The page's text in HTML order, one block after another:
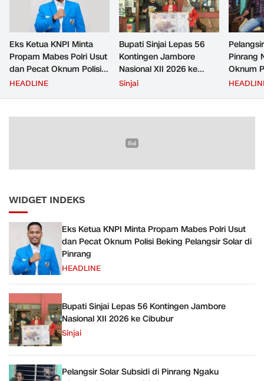
Eks Ketua KNPI Minta
Propam Mabes Polri Usut
dan Pecat Oknum Polisi
Beking Pelangsir Solar di
HEADLINE
Bupati Sinjai Lepas 56
Kontingen Jambore
Nasional XII 2026 ke
Cibubur
Sinjai
Pinrang
Oknum
Rp2,5
WIDGET INDEKS
Eks Ketua KNPI Minta Propam Mabes Polri Usut
dan Pecat Oknum Polisi Beking Pelangsir Solar di
Pinrang
HEADLINE
Bupati Sinjai Lepas 56 Kontingen Jambore
Nasional XII 2026 ke Cibubur
Sinjai
Pelangsir Solar Subsidi di Pinrang Ngaku